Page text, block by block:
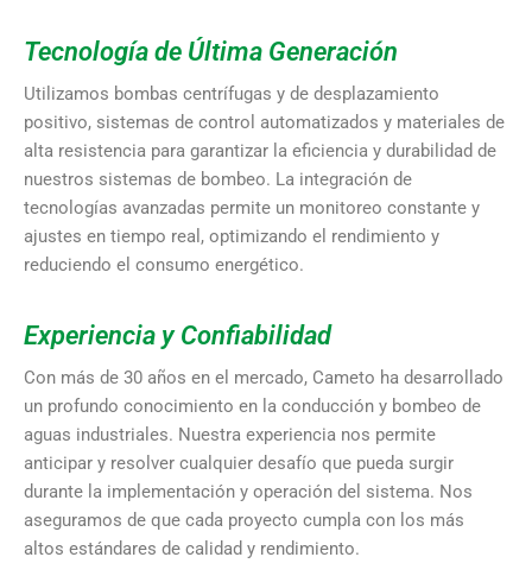
Tecnología de Última Generación
Utilizamos bombas centrífugas y de desplazamiento
positivo, sistemas de control automatizados y materiales de
alta resistencia para garantizar la eficiencia y durabilidad de
nuestros sistemas de bombeo. La integración de
tecnologías avanzadas permite un monitoreo constante y
ajustes en tiempo real, optimizando el rendimiento y
reduciendo el consumo energético.
Experiencia y Confiabilidad
Con más de 30 años en el mercado, Cameto ha desarrollado
un profundo conocimiento en la conducción y bombeo de
aguas industriales. Nuestra experiencia nos permite
anticipar y resolver cualquier desafío que pueda surgir
durante la implementación y operación del sistema. Nos
aseguramos de que cada proyecto cumpla con los más
altos estándares de calidad y rendimiento.